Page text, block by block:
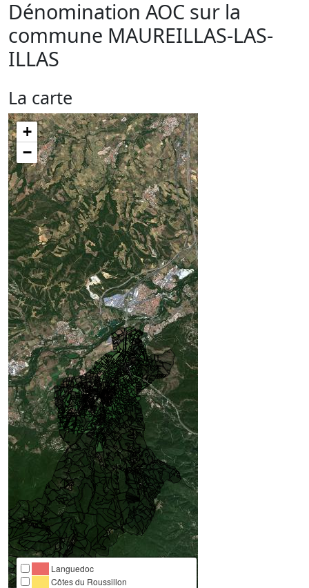
Dénomination AOC sur la
commune MAUREILLAS-LAS-
ILLAS
La carte
+
−
Languedoc
Côtes du Roussillon